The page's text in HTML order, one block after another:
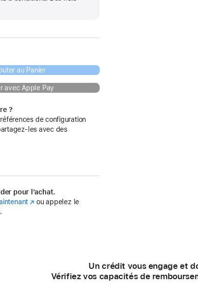
au Panier
avec Apple Pay
?
de configuration
les avec des
pour l’achat.
(s’ouvre
ou appelez le
Un crédit vous engage et
Vérifiez vos capacités de